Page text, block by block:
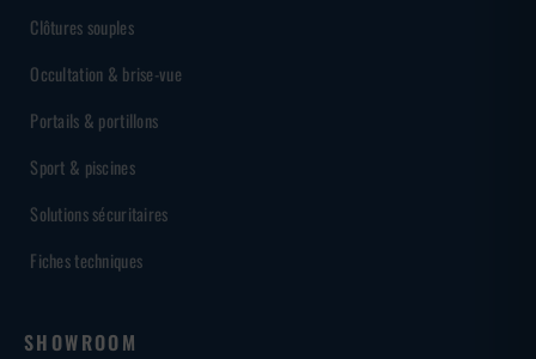
Clôtures souples
Occultation & brise-vue
Portails & portillons
Sport & piscines
Solutions sécuritaires
Fiches techniques
SHOWROOM